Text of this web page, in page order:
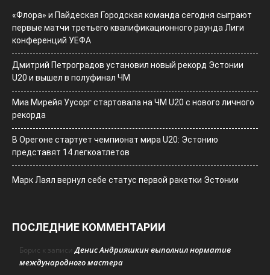
«Флора» и Пайдеская Городская команда сегодня сыграют
первые матчи третьего квалификационного раунда Лиги
конференций УЕФА
Дмитрий Петроградов установил новый рекорд Эстонии
U20 и вышел в полуфинал ЧМ
Миа Мирейя Уусорг стартовала на ЧМ U20 c нового личного
рекорда
В Орегоне стартует чемпионат мира U20: Эстонию
представят 14 легкоатлетов
Марк Лаял вернул себе статус первой ракетки Эстонии
ПОСЛЕДНИЕ КОММЕНТАРИИ
Борис к записиДенис Андрияшкин выполнил норматив
международного мастера